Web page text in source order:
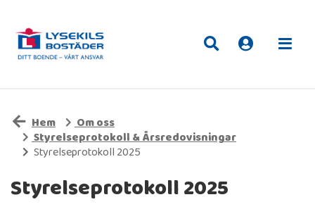
Hem
Om oss
Styrelseprotokoll & Årsredovisningar
Styrelseprotokoll 2025
Styrelseprotokoll 2025